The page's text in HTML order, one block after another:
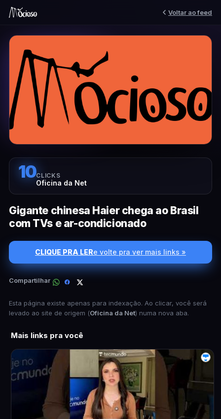
Voltar ao feed
10CLICKS
Oficina da Net
Gigante chinesa Haier chega ao Brasil
com TVs e ar-condicionado
CLIQUE PRA LERe volte pra ver mais links »
Compartilhar
Esta página existe apenas para indexação. Ao clicar, você será
levado ao site de origem (Oficina da Net) numa nova aba.
Mais links pra você